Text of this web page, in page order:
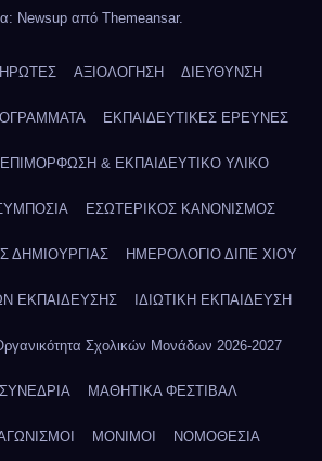
Newsup από Themeansar.
ΑΞΙΟΛΟΓΗΣΗ ΔΙΕΥΘΥΝΣΗ
ΕΚΠΑΙΔΕΥΤΙΚΕΣ ΕΡΕΥΝΕΣ
ΕΠΙΜΟΡΦΩΣΗ & ΕΚΠΑΙΔΕΥΤΙΚΟ ΥΛΙΚΟ
ΕΣΩΤΕΡΙΚΟΣ ΚΑΝΟΝΙΣΜΟΣ
ΔΗΜΙΟΥΡΓΙΑΣ ΗΜΕΡΟΛΟΓΙΟ ΔΙΠΕ ΧΙΟΥ
ΕΚΠΑΙΔΕΥΣΗΣ ΙΔΙΩΤΙΚΗ ΕΚΠΑΙΔΕΥΣΗ
Σχολικών Μονάδων 2026-2027
ΜΑΘΗΤΙΚΑ ΦΕΣΤΙΒΑΛ
ΜΟΝΙΜΟΙ ΝΟΜΟΘΕΣΙΑ